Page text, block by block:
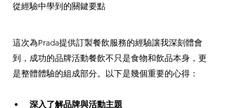
從經驗中學到的關鍵要點
這次為Prada提供訂製餐飲服務的經驗讓我深刻體會
到，成功的品牌活動餐飲不只是食物和飲品本身，更
是整體體驗的組成部分。以下是幾個重要的心得：
深入了解品牌與活動主題